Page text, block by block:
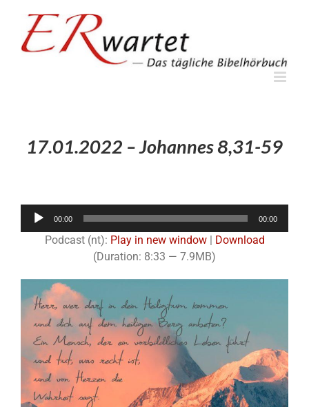
springen
17.01.2022 – Johannes 8,31-59
00:00 00:00
Podcast (nt): Play in new window| Download
(Duration: 8:33 — 7.9MB)